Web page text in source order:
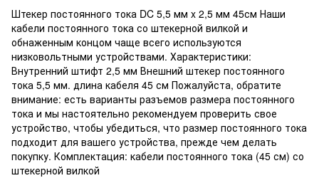
Штекер постоянного тока DC 5,5 мм x 2,5 мм 45см Наши
кабели постоянного тока со штекерной вилкой и
обнаженным концом чаще всего используются
низковольтными устройствами. Характеристики:
Внутренний штифт 2,5 мм Внешний штекер постоянного
тока 5,5 мм. длина кабеля 45 см Пожалуйста, обратите
внимание: есть варианты разъемов размера постоянного
тока и мы настоятельно рекомендуем проверить свое
устройство, чтобы убедиться, что размер постоянного тока
подходит для вашего устройства, прежде чем делать
покупку. Комплектация: кабели постоянного тока (45 см) со
штекерной вилкой